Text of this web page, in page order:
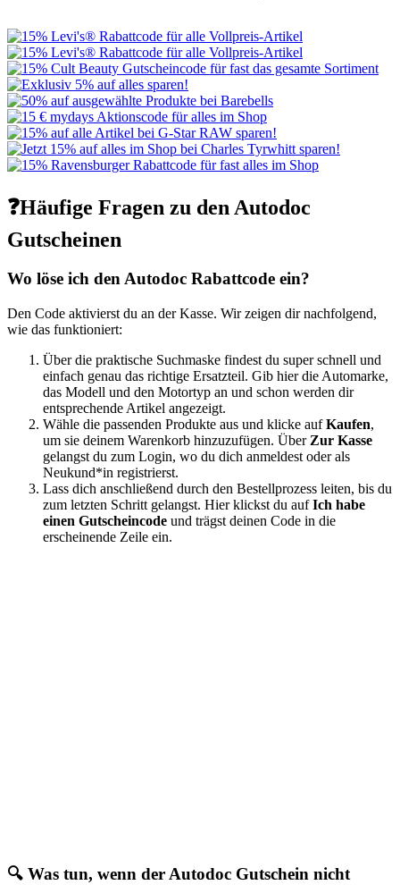
❓Häufige Fragen zu den Autodoc
Gutscheinen
Wo löse ich den Autodoc Rabattcode ein?
Den Code aktivierst du an der Kasse. Wir zeigen dir nachfolgend,
wie das funktioniert:
Über die praktische Suchmaske findest du super schnell und
einfach genau das richtige Ersatzteil. Gib hier die Automarke,
das Modell und den Motortyp an und schon werden dir
entsprechende Artikel angezeigt.
Wähle die passenden Produkte aus und klicke aufKaufen,
um sie deinem Warenkorb hinzuzufügen. Über Zur Kasse
gelangst du zum Login, wo du dich anmeldest oder als
Neukund*in registrierst.
Lass dich anschließend durch den Bestellprozess leiten, bis du
zum letzten Schritt gelangst. Hier klickst du aufIch habe
einen Gutscheincode und trägst deinen Code in die
erscheinende Zeile ein.
🔍 Was tun, wenn der Autodoc Gutschein nicht